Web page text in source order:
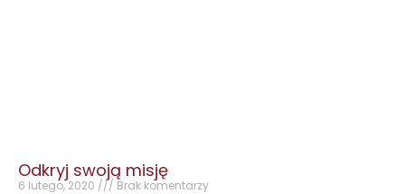
Odkryj swoją misję
6 lutego, 2020 Brak komentarzy